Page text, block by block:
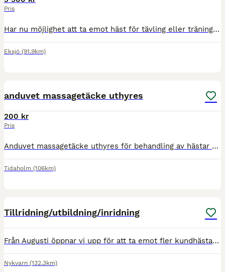
Pris
Har nu möjlighet att ta emot häst för tävling eller träning. Ridit upp till 140. dom senaste åren jag ridit in och utbildat hästar upp till 130. Vi kan även ta emot D-ponny för utbildning. Vill d
Eksjö (91.9km)
anduvet massagetäcke uthyres
200 kr
Pris
Anduvet massagetäcke uthyres för behandling av hästar Förbereder inför arbete Snabb och mjuk uppvärmning Avslappnande för muskulaturen Ersätter tidsödande lösgörning Förbättrad spänst och elasticite
Tidaholm (106km)
Tillridning/utbildning/inridning
Från Augusti öppnar vi upp för att ta emot fler kundhästar hos oss. Jag föder upp både swb och ponnyer och har ridit in och utbildat många hästar både åt oss själva men även till många kunder. Tar äve
Nykvarn (132.3km)